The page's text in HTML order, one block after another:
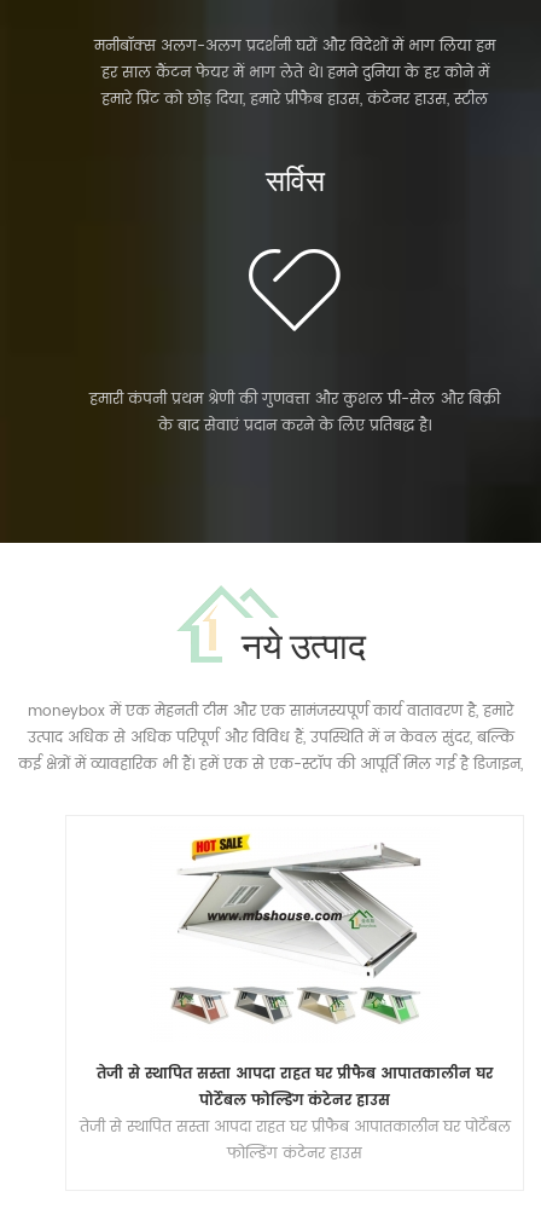
मनीबॉक्स अलग-अलग प्रदर्शनी घरों और विदेशों में भाग लिया हम
हर साल कैंटन फेयर में भाग लेते थे। हमने दुनिया के हर कोने में
हमारे प्रिंट को छोड़ दिया, हमारे प्रीफैब हाउस, कंटेनर हाउस, स्टील
सर्विस
हमारी कंपनी प्रथम श्रेणी की गुणवत्ता और कुशल प्री-सेल और बिक्री
के बाद सेवाएं प्रदान करने के लिए प्रतिबद्ध है।
नये उत्पाद
moneybox में एक मेहनती टीम और एक सामंजस्यपूर्ण कार्य वातावरण है, हमारे
उत्पाद अधिक से अधिक परिपूर्ण और विविध हैं, उपस्थिति में न केवल सुंदर, बल्कि
कई क्षेत्रों में व्यावहारिक भी हैं। हमें एक से एक-स्टॉप की आपूर्ति मिल गई है डिजाइन,
पर पौधों और गोदामों, आवास आदि जैसे कई व्यावहारिक उत्पादों को प्रदान करता है।...
तेजी से स्थापित सस्ता आपदा राहत घर प्रीफैब आपातकालीन घर
पोर्टेबल फोल्डिंग कंटेनर हाउस
तेजी से स्थापित सस्ता आपदा राहत घर प्रीफैब आपातकालीन घर पोर्टेबल
फोल्डिंग कंटेनर हाउस